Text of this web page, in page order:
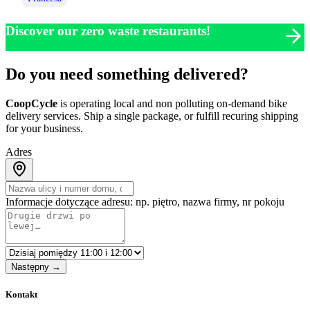
Discover our zero waste restaurants!
Do you need something delivered?
CoopCycle is operating local and non polluting on-demand bike
delivery services. Ship a single package, or fulfill recuring shipping
for your business.
Adres
Informacje dotyczące adresu: np. piętro, nazwa firmy, nr pokoju
Następny →
Kontakt